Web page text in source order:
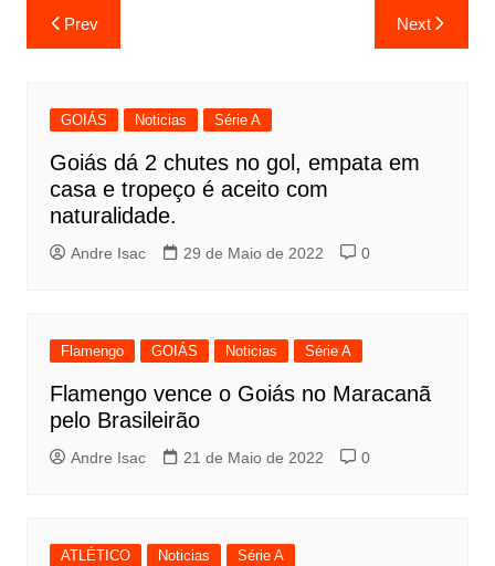
Prev Next
GOIÁS Noticias Série A
Goiás dá 2 chutes no gol, empata em
casa e tropeço é aceito com
naturalidade.
Andre Isac 29 de Maio de 2022 0
Flamengo GOIÁS Noticias Série A
Flamengo vence o Goiás no Maracanã
pelo Brasileirão
Andre Isac 21 de Maio de 2022 0
ATLÉTICO Noticias Série A